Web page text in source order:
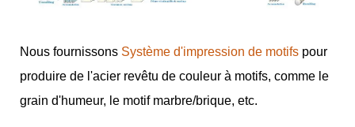
Nous fournissons Système d'impression de motifs pour
produire de l'acier revêtu de couleur à motifs, comme le
grain d'humeur, le motif marbre/brique, etc.